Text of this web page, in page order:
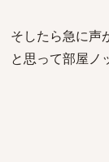
そしたら急に声
と思って部屋ノ